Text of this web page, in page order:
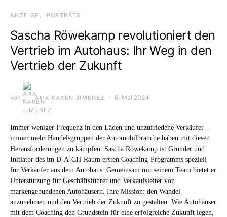
ANZEIGE PORTRÄTS
Sascha Röwekamp revolutioniert den
Vertrieb im Autohaus: Ihr Weg in den
Vertrieb der Zukunft
von ANA KAREN JIMENEZ 6. Mai 2024
Immer weniger Frequenz in den Läden und unzufriedene Verkäufer –
immer mehr Handelsgruppen der Automobilbranche haben mit diesen
Herausforderungen zu kämpfen. Sascha Röwekamp ist Gründer und
Initiator des im D-A-CH-Raum ersten Coaching-Programms speziell
für Verkäufer aus dem Autohaus. Gemeinsam mit seinem Team bietet er
Unterstützung für Geschäftsführer und Verkaufsleiter von
markengebundenen Autohäusern. Ihre Mission: den Wandel
anzunehmen und den Vertrieb der Zukunft zu gestalten. Wie Autohäuser
mit dem Coaching den Grundstein für eine erfolgreiche Zukunft legen,